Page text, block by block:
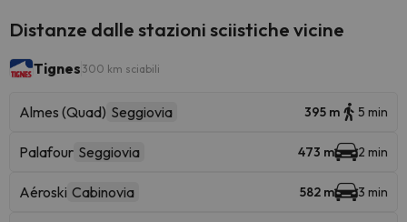
Distanze dalle stazioni sciistiche vicine
Tignes 300 km sciabili
Almes (Quad) Seggiovia 395 m 5 min
Palafour Seggiovia 473 m 2 min
Aéroski Cabinovia 582 m 3 min